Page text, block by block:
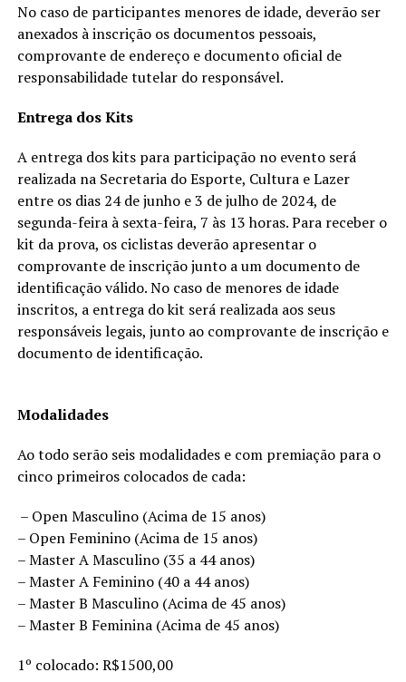
No caso de participantes menores de idade, deverão ser
anexados à inscrição os documentos pessoais,
comprovante de endereço e documento oficial de
responsabilidade tutelar do responsável.
Entrega dos Kits
A entrega dos kits para participação no evento será
realizada na Secretaria do Esporte, Cultura e Lazer
entre os dias 24 de junho e 3 de julho de 2024, de
segunda-feira à sexta-feira, 7 às 13 horas. Para receber o
kit da prova, os ciclistas deverão apresentar o
comprovante de inscrição junto a um documento de
identificação válido. No caso de menores de idade
inscritos, a entrega do kit será realizada aos seus
responsáveis legais, junto ao comprovante de inscrição e
documento de identificação.
Modalidades
Ao todo serão seis modalidades e com premiação para o
cinco primeiros colocados de cada:
– Open Masculino (Acima de 15 anos)
– Open Feminino (Acima de 15 anos)
– Master A Masculino (35 a 44 anos)
– Master A Feminino (40 a 44 anos)
– Master B Masculino (Acima de 45 anos)
– Master B Feminina (Acima de 45 anos)
1º colocado: R$1500,00